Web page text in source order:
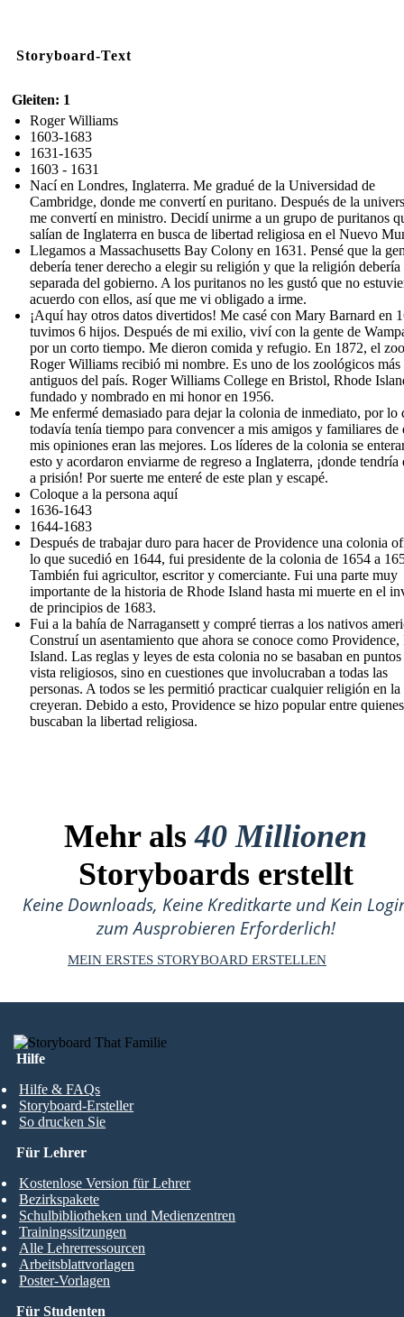
Storyboard-Text
Gleiten: 1
Roger Williams
1603-1683
1631-1635
1603 - 1631
Nací en Londres, Inglaterra. Me gradué de la Universidad de
Cambridge, donde me convertí en puritano. Después de la
me convertí en ministro. Decidí unirme a un grupo de puritanos
salían de Inglaterra en busca de libertad religiosa en el Nuevo
Llegamos a Massachusetts Bay Colony en 1631. Pensé que la
debería tener derecho a elegir su religión y que la religión debería
separada del gobierno. A los puritanos no les gustó que no
acuerdo con ellos, así que me vi obligado a irme.
¡Aquí hay otros datos divertidos! Me casé con Mary Barnard en
tuvimos 6 hijos. Después de mi exilio, viví con la gente de
por un corto tiempo. Me dieron comida y refugio. En 1872, el
Roger Williams recibió mi nombre. Es uno de los zoológicos más
antiguos del país. Roger Williams College en Bristol, Rhode
fundado y nombrado en mi honor en 1956.
Me enfermé demasiado para dejar la colonia de inmediato, por lo
todavía tenía tiempo para convencer a mis amigos y familiares de
mis opiniones eran las mejores. Los líderes de la colonia se
esto y acordaron enviarme de regreso a Inglaterra, ¡donde tendría
a prisión! Por suerte me enteré de este plan y escapé.
Coloque a la persona aquí
1636-1643
1644-1683
Después de trabajar duro para hacer de Providence una colonia
lo que sucedió en 1644, fui presidente de la colonia de 1654 a
También fui agricultor, escritor y comerciante. Fui una parte muy
importante de la historia de Rhode Island hasta mi muerte en el
de principios de 1683.
Fui a la bahía de Narragansett y compré tierras a los nativos
Construí un asentamiento que ahora se conoce como Providence,
Island. Las reglas y leyes de esta colonia no se basaban en puntos
vista religiosos, sino en cuestiones que involucraban a todas las
personas. A todos se les permitió practicar cualquier religión en la
creyeran. Debido a esto, Providence se hizo popular entre quienes
buscaban la libertad religiosa.
Mehr als40 Millionen
Storyboards erstellt
Keine Downloads, Keine Kreditkarte und Kein
zum Ausprobieren Erforderlich!
MEIN ERSTES STORYBOARD ERSTELLEN
Hilfe
Hilfe & FAQs
Storyboard-Ersteller
So drucken Sie
Für Studenten
Für Lehrer
Kostenlose Version für Lehrer
Bezirkspakete
Schulbibliotheken und Medienzentren
Trainingssitzungen
Alle Lehrerressourcen
Arbeitsblattvorlagen
Poster-Vorlagen